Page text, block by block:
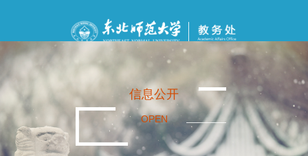
信息公开
OPEN